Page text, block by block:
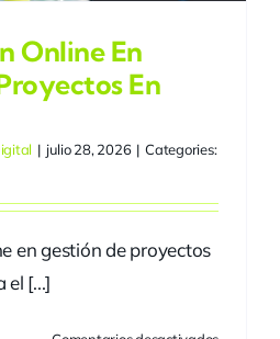
Online En
En
| julio 28, 2026 | Categories:
en gestión de proyectos
el [...]